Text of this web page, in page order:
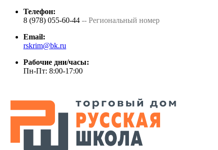
Телефон:
8 (978) 055-60-44 -- Региональный номер
Email:
rskrim@bk.ru
Рабочие дни/часы:
Пн-Пт: 8:00-17:00